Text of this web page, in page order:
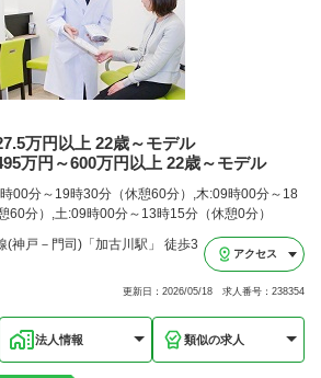
万円以上 22歳～モデル
万円～600万円以上 22歳～モデル
00分～19時30分（休憩60分）,木:09時00分～18
60分）,土:09時00分～13時15分（休憩0分）
(神戸－門司)「加古川駅」 徒歩3
アクセス
更新日：2026/05/18 求人番号：238354
法人情報 類似の求人